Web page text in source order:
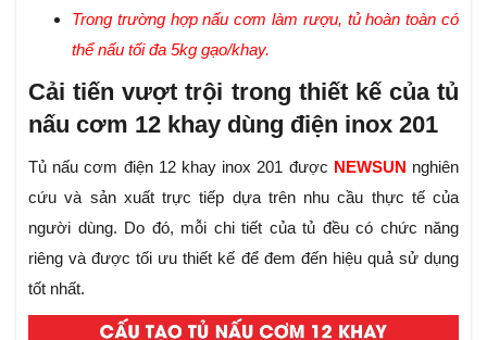
Trong trường hợp nấu cơm làm rượu, tủ hoàn toàn có
thể nấu tối đa 5kg gạo/khay.
Cải tiến vượt trội trong thiết kế của tủ
nấu cơm 12 khay dùng điện inox 201
Tủ nấu cơm điện 12 khay inox 201 được NEWSUN nghiên
cứu và sản xuất trực tiếp dựa trên nhu cầu thực tế của
người dùng. Do đó, mỗi chi tiết của tủ đều có chức năng
riêng và được tối ưu thiết kế để đem đến hiệu quả sử dụng
tốt nhất.